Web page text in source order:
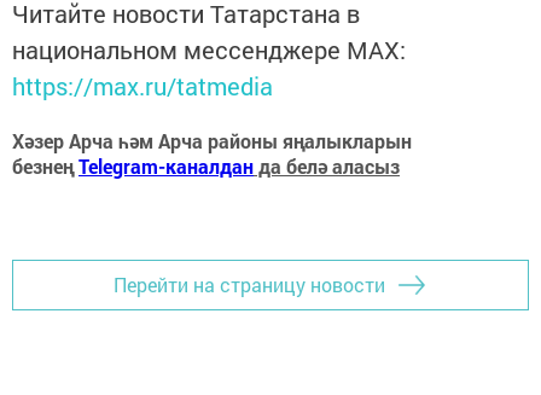
Читайте новости Татарстана в
национальном мессенджере MАХ:
https://max.ru/tatmedia
Хәзер Арча һәм Арча районы яңалыкларын
безнеңTelegram-каналданда белә аласыз
Перейти на страницу новости